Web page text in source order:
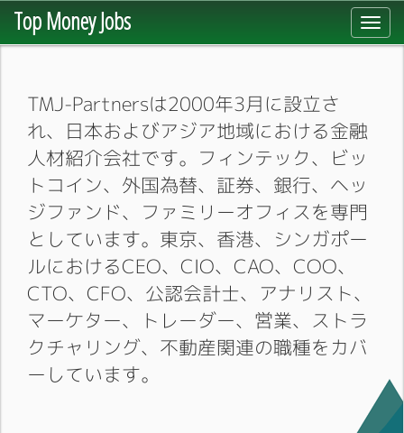
Top Money Jobs
TMJ-Partnersは2000年3月に設立さ
れ、日本およびアジア地域における金融
人材紹介会社です。フィンテック、ビッ
トコイン、外国為替、証券、銀行、ヘッ
ジファンド、ファミリーオフィスを専門
としています。東京、香港、シンガポー
ルにおけるCEO、CIO、CAO、COO、
CTO、CFO、公認会計士、アナリスト、
マーケター、トレーダー、営業、ストラ
クチャリング、不動産関連の職種をカバ
ーしています。